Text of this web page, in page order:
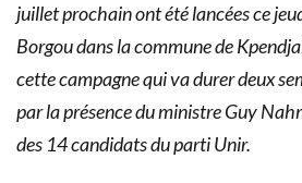
juillet prochain ont été lancées ce
Borgou dans la commune de
cette campagne qui va durer deux
par la présence du ministre Guy
des 14 candidats du parti Unir.